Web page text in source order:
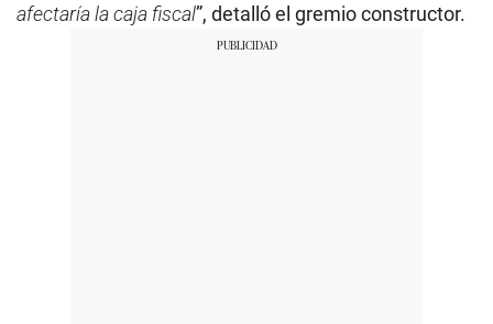
afectaría la caja fiscal”, detalló el gremio constructor.